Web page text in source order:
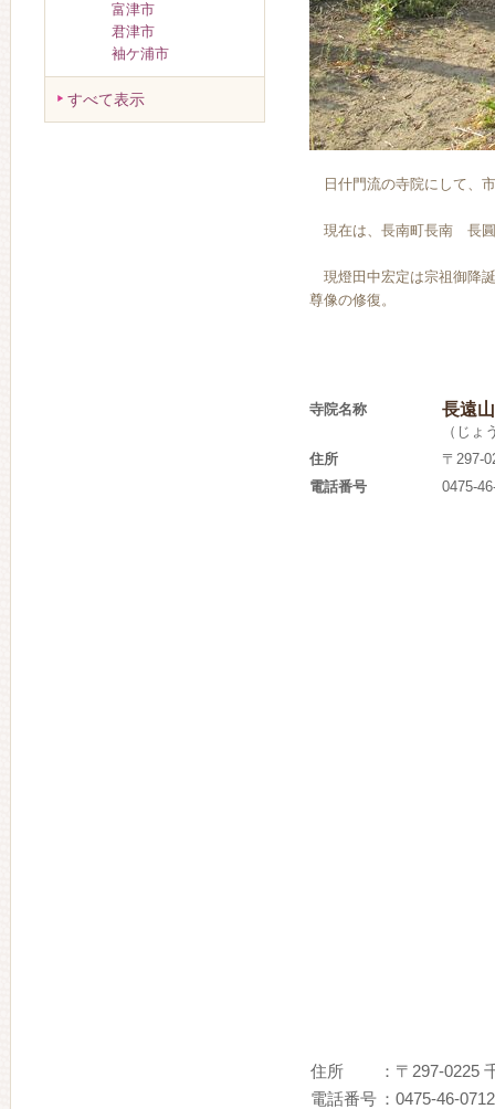
日什門流の寺院にして、
現在は、長南町長南 長圓
現燈田中宏定は宗祖御降
尊像の修復。
寺院名称 長遠
（じ
住所
〒297-
電話番号
0475-
住所
：〒297-0225
電話番号 ：0475-46-
富津市
君津市
袖ケ浦市
すべて表示